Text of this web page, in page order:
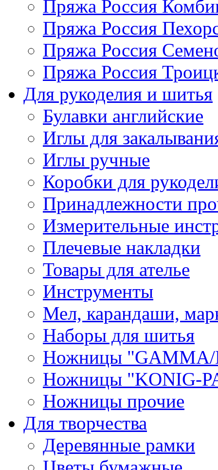
Пряжа Россия
Пряжа Россия
Пряжа Россия
Пряжа Россия
Для рукоделия и шитья
Булавки английские
Иглы для
Иглы ручные
Коробки для
Принадлежности
Измерительные
Плечевые накладки
Товары для ателье
Инструменты
Мел, карандаши,
Наборы для шитья
Ножницы "GAMMA/
Ножницы "KONIG-
Ножницы прочие
Для творчества
Деревянные рамки